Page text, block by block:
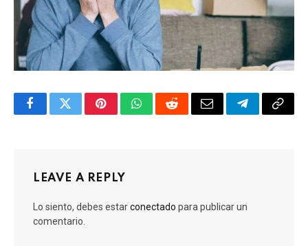
FacebookTwitterPinterestWhatsAppRedditEmail TelegramCopy
LEAVE A REPLY
Lo siento, debes estarconectado para publicar un
comentario.